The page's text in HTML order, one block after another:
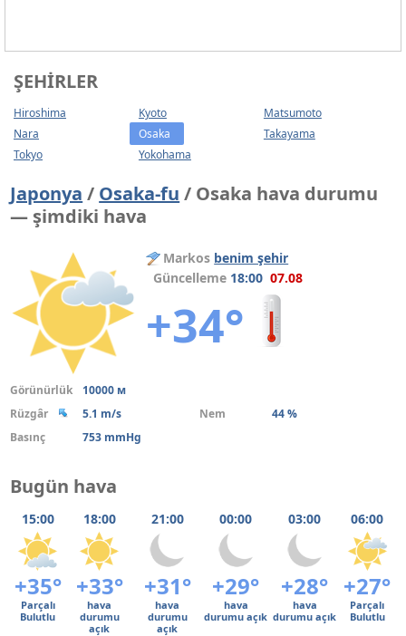
ŞEHIRLER
Hiroshima Kyoto
Matsumoto
Nara
Osaka
Takayama
Tokyo
Yokohama
Japonya / Osaka-fu / Osaka hava durumu
— şimdiki hava
Markos benim şehir
Güncelleme 18:00 07.08
+34°
Görünürlük
10000 м
Rüzgâr
5.1 m/s Nem
44 %
Basınç
753 mmHg
Bugün hava
15:00 18:00 21:00 00:00 03:00 06:00
+35° +33° +31° +29° +28° +27°
Parçalı
Bulutlu
hava
durumu
açık
hava
durumu
açık
hava
durumu açık
hava
durumu açık
Parçalı
Bulutlu